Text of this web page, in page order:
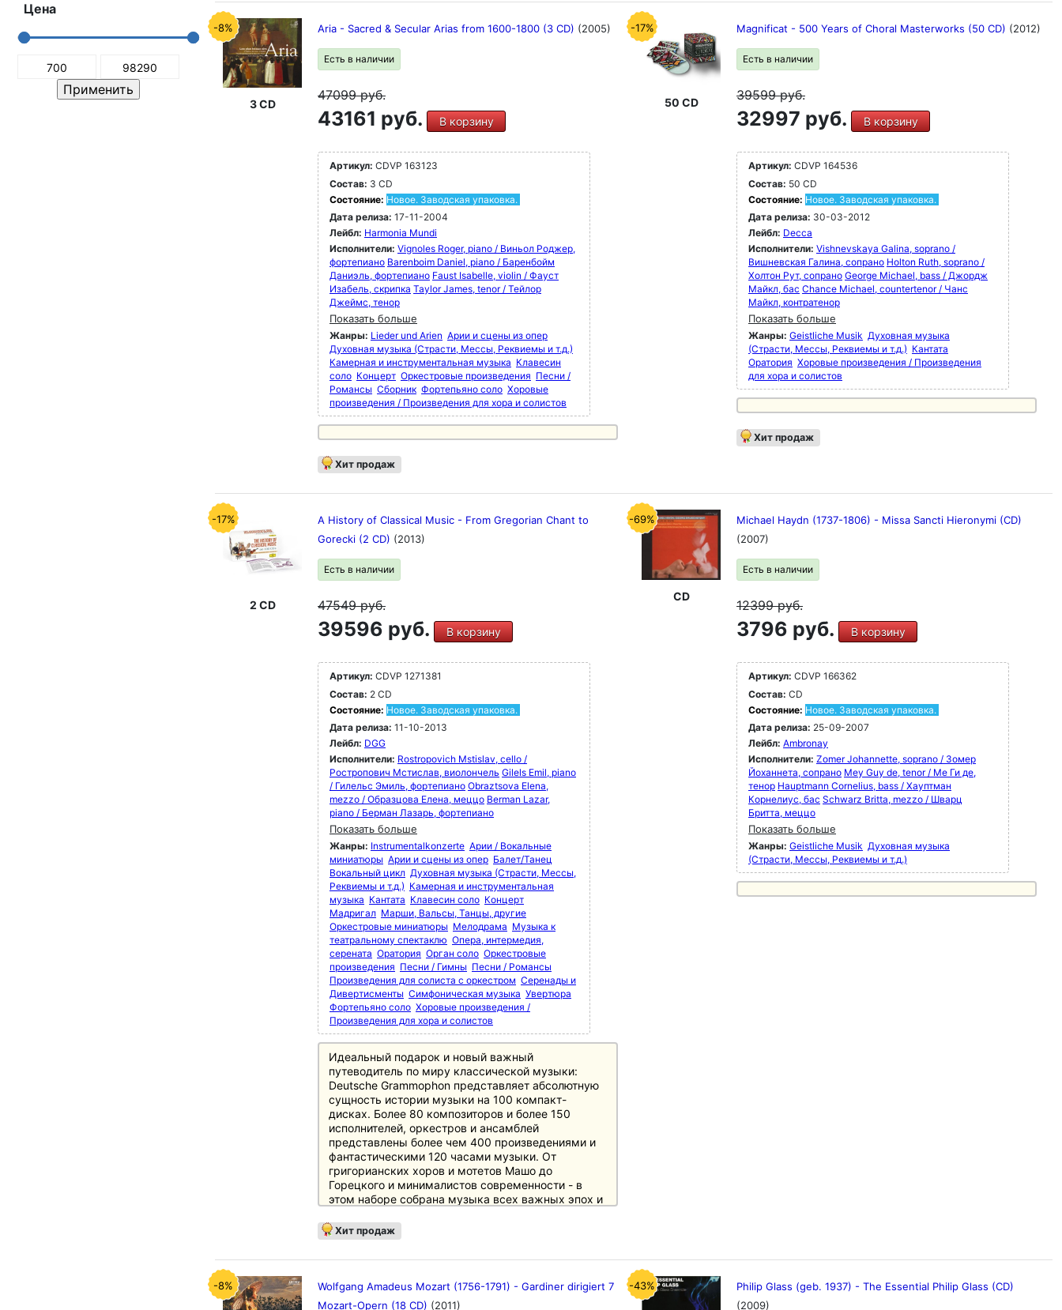
Цена
-8%
3 CD
Aria - Sacred & Secular Arias from 1600-1800 (3 CD) (2005)
Есть в наличии
47099руб.
43161 руб. В корзину
Артикул: CDVP 163123
Состав: 3 CD
Состояние: Новое. Заводская упаковка.
Дата релиза: 17-11-2004
Лейбл: Harmonia Mundi
Исполнители: Vignoles Roger, piano / Виньол Роджер,
фортепиано Barenboim Daniel, piano / Баренбойм
Даниэль, фортепиано Faust Isabelle, violin / Фауст
Изабель, скрипка Taylor James, tenor / Тейлор
Джеймс, тенор
Показать больше
Жанры: Lieder und Arien Арии и сцены из опер
Духовная музыка (Страсти, Мессы, Реквиемы и т.д.)
Камерная и инструментальная музыка Клавесин
соло Концерт Оркестровые произведения Песни /
Романсы Сборник Фортепьяно соло Хоровые
произведения / Произведения для хора и солистов
Хит продаж
-17%
50 CD
Magnificat - 500 Years of Choral Masterworks (50 CD) (2012)
Есть в наличии
39599руб.
32997 руб. В корзину
Артикул: CDVP 164536
Состав: 50 CD
Состояние: Новое. Заводская упаковка.
Дата релиза: 30-03-2012
Лейбл: Decca
Исполнители: Vishnevskaya Galina, soprano /
Вишневская Галина, сопрано Holton Ruth, soprano /
Холтон Рут, сопрано George Michael, bass / Джордж
Майкл, бас Chance Michael, countertenor / Чанс
Майкл, контратенор
Показать больше
Жанры: Geistliche Musik Духовная музыка
(Страсти, Мессы, Реквиемы и т.д.) Кантата
Оратория Хоровые произведения / Произведения
для хора и солистов
Хит продаж
-17%
2 CD
A History of Classical Music - From Gregorian Chant to
Gorecki (2 CD) (2013)
Есть в наличии
47549руб.
39596 руб. В корзину
Артикул: CDVP 1271381
Состав: 2 CD
Состояние: Новое. Заводская упаковка.
Дата релиза: 11-10-2013
Лейбл: DGG
Исполнители: Rostropovich Mstislav, cello /
Ростропович Мстислав, виолончель Gilels Emil, piano
/ Гилельс Эмиль, фортепиано Obraztsova Elena,
mezzo / Образцова Елена, меццо Berman Lazar,
piano / Берман Лазарь, фортепиано
Показать больше
Жанры: Instrumentalkonzerte Арии / Вокальные
миниатюры Арии и сцены из опер Балет/Танец
Вокальный цикл Духовная музыка (Страсти, Мессы,
Реквиемы и т.д.) Камерная и инструментальная
музыка Кантата Клавесин соло Концерт
Мадригал Марши, Вальсы, Танцы, другие
Оркестровые миниатюры Мелодрама Музыка к
театральному спектаклю Опера, интермедия,
серената Оратория Орган соло Оркестровые
произведения Песни / Гимны Песни / Романсы
Произведения для солиста с оркестром Серенады и
Дивертисменты Симфоническая музыка Увертюра
Фортепьяно соло Хоровые произведения /
Произведения для хора и солистов
Идеальный подарок и новый важный
путеводитель по миру классической музыки:
Deutsche Grammophon представляет абсолютную
сущность истории музыки на 100 компакт-
дисках. Более 80 композиторов и более 150
исполнителей, оркестров и ансамблей
представлены более чем 400 произведениями и
фантастическими 120 часами музыки. От
григорианских хоров и мотетов Машо до
Горецкого и минималистов современности - в
этом наборе собрана музыка всех важных эпох и
музыки и культуры. Особое внимание уделено
основному репертуару с великими классиками и
Источником информации служит 250-страничный
полноцветный буклет с новым эссе британского
Хит продаж
-69%
CD
Michael Haydn (1737-1806) - Missa Sancti Hieronymi (CD)
(2007)
Есть в наличии
12399руб.
3796 руб. В корзину
Артикул: CDVP 166362
Состав: CD
Состояние: Новое. Заводская упаковка.
Дата релиза: 25-09-2007
Лейбл: Ambronay
Исполнители: Zomer Johannette, soprano / Зомер
Йоханнета, сопрано Mey Guy de, tenor / Ме Ги де,
тенор Hauptmann Cornelius, bass / Хауптман
Корнелиус, бас Schwarz Britta, mezzo / Шварц
Бритта, меццо
Показать больше
Жанры: Geistliche Musik Духовная музыка
(Страсти, Мессы, Реквиемы и т.д.)
-8%
Wolfgang Amadeus Mozart (1756-1791) - Gardiner dirigiert 7
Mozart-Opern (18 CD) (2011)
-43%
Philip Glass (geb. 1937) - The Essential Philip Glass (CD)
(2009)